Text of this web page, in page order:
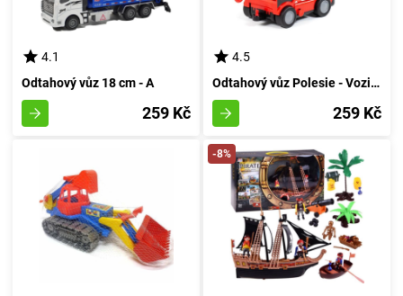
4.1
Odtahový vůz 18 cm - A
259 Kč
4.5
Odtahový vůz Polesie - Vozidlo pro tahání a přepravu hraček
259 Kč
-8%